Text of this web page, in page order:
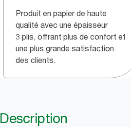
Produit en papier de haute
qualité avec une épaisseur
3 plis, offrant plus de confort et
une plus grande satisfaction
des clients.
Description